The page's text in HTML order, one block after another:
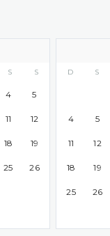
S S
4 5
11 12
18 19
25 26
D S
4 5
11 12
18 19
25 26